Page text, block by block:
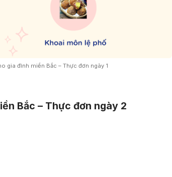
gia đình miền Bắc – Thực đơn ngày 1
Bắc – Thực đơn ngày 2